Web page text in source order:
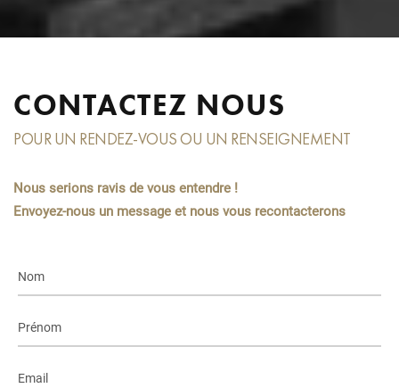
CONTACTEZ NOUS
POUR UN RENDEZ-VOUS OU UN RENSEIGNEMENT
Nous serions ravis de vous entendre !
Envoyez-nous un message et nous vous recontacterons